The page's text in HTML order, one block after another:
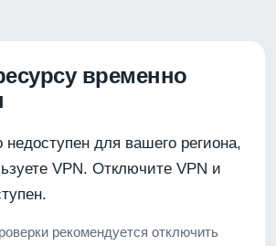
временно
для вашего региона,
VPN. Отключите VPN и
рекомендуется отключить